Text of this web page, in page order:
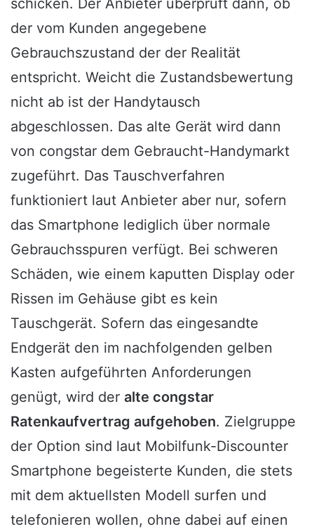
schicken. Der Anbieter überprüft dann, ob
der vom Kunden angegebene
Gebrauchszustand der der Realität
entspricht. Weicht die Zustandsbewertung
nicht ab ist der Handytausch
abgeschlossen. Das alte Gerät wird dann
von congstar dem Gebraucht-Handymarkt
zugeführt. Das Tauschverfahren
funktioniert laut Anbieter aber nur, sofern
das Smartphone lediglich über normale
Gebrauchsspuren verfügt. Bei schweren
Schäden, wie einem kaputten Display oder
Rissen im Gehäuse gibt es kein
Tauschgerät. Sofern das eingesandte
Endgerät den im nachfolgenden gelben
Kasten aufgeführten Anforderungen
genügt, wird der alte congstar
Ratenkaufvertrag aufgehoben. Zielgruppe
der Option sind laut Mobilfunk-Discounter
Smartphone begeisterte Kunden, die stets
mit dem aktuellsten Modell surfen und
telefonieren wollen, ohne dabei auf einen